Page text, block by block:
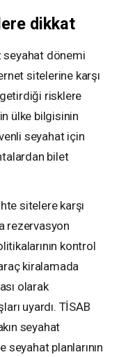
dikkat
seyahat dönemi
sitelerine karşı
risklere
ülke bilgisinin
seyahat için
bilet
sitelere karşı
rezervasyon
kontrol
kiralamada
olarak
uyardı. TİSAB
seyahat
seyahat planlarının